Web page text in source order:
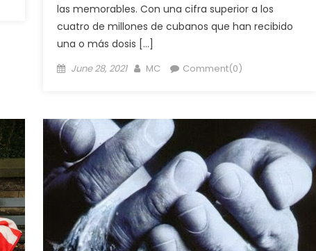
las memorables. Con una cifra superior a los
cuatro de millones de cubanos que han recibido
una o más dosis […]
Posted
June 28, 2021 Author
MC Comment(0)